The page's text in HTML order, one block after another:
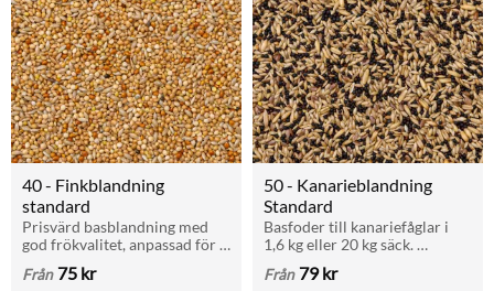
40 - Finkblandning
standard
Prisvärd basblandning med
god frökvalitet, anpassad för
exotiska finkar i viloperiod
och som vardagsfoder.
Från 75 kr
50 - Kanarieblandning
Standard
Basfoder till kanariefåglar i
1,6 kg eller 20 kg säck.
Fröblandning av hög kvalitet
för både sällskapsfåglar och
Från 79kr